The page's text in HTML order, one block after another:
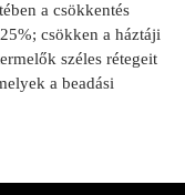
a csökkentés
csökken a háztáji
széles rétegeit
a beadási